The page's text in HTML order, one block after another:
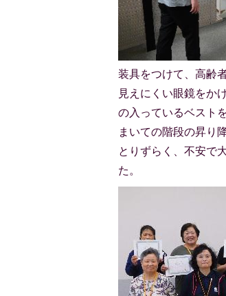
装具をつけて、高齢
見えにくい眼鏡をか
の入っているベスト
まいての階段の昇り
とりずらく、不安で
た。